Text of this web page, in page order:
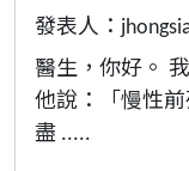
發表人：
醫生，你好。
他說：「慢性
盡 .....